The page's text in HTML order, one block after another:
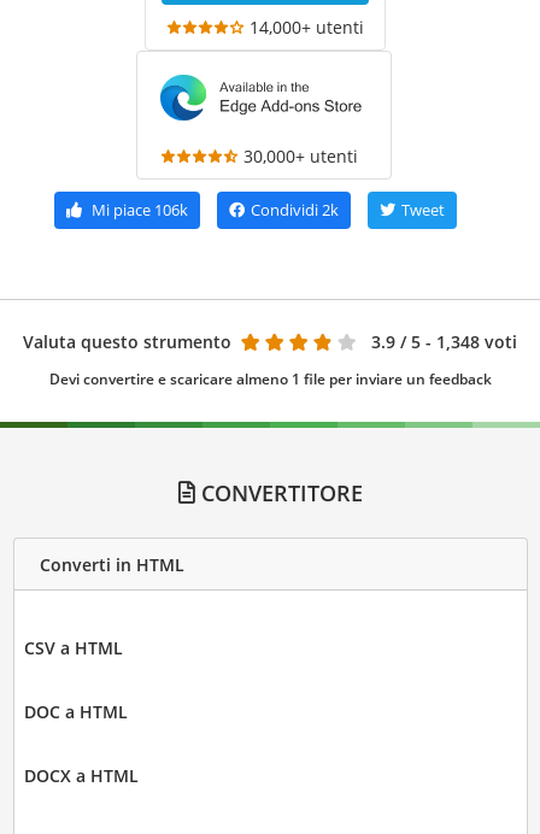
14,000+ utenti
30,000+ utenti
Mi piace 106k Condividi2k Tweet
Valuta questo strumento 3.9 / 5 - 1,348 voti
Devi convertire e scaricare almeno 1 file per inviare un feedback
CONVERTITORE
Converti in HTML
CSV a HTML
DOC a HTML
DOCX a HTML